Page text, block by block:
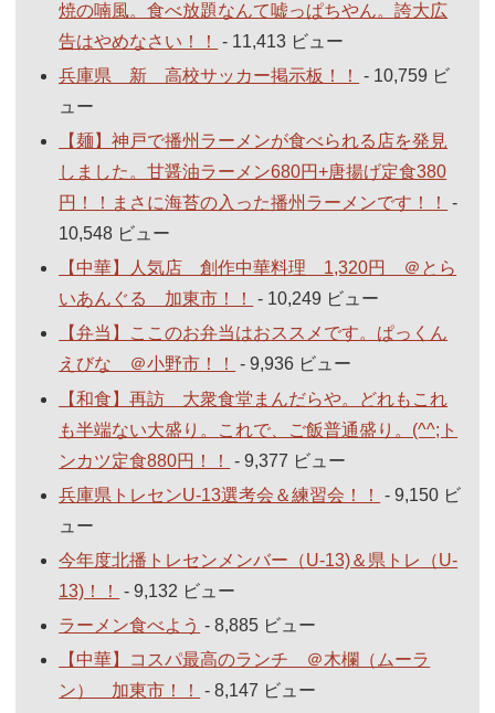
焼の喃風。食べ放題なんて嘘っぱちやん。誇大広
告はやめなさい！！
- 11,413 ビュー
兵庫県 新 高校サッカー掲示板！！
- 10,759 ビ
ュー
【麺】神戸で播州ラーメンが食べられる店を発見
しました。甘醤油ラーメン680円+唐揚げ定食380
円！！まさに海苔の入った播州ラーメンです！！
-
10,548 ビュー
【中華】人気店 創作中華料理 1,320円 ＠とら
いあんぐる 加東市！！
- 10,249 ビュー
【弁当】ここのお弁当はおススメです。ぱっくん
えびな ＠小野市！！
- 9,936 ビュー
【和食】再訪 大衆食堂まんだらや。どれもこれ
も半端ない大盛り。これで、ご飯普通盛り。(^^;ト
ンカツ定食880円！！
- 9,377 ビュー
兵庫県トレセンU-13選考会＆練習会！！
- 9,150 ビ
ュー
今年度北播トレセンメンバー（U-13)＆県トレ（U-
13)！！
- 9,132 ビュー
ラーメン食べよう - 8,885 ビュー
【中華】コスパ最高のランチ ＠木欄（ムーラ
ン） 加東市！！
- 8,147 ビュー